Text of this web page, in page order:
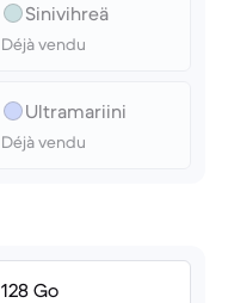
Sini­­vihreä
Déjà vendu
Ultra­mariini
Déjà vendu
128 Go